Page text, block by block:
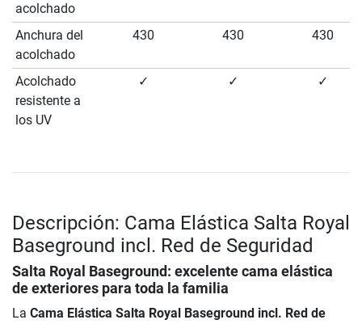
acolchado
Anchura del
acolchado
430 430 430
Acolchado
resistente a
los UV
✓ ✓ ✓
Descripción: Cama Elástica Salta Royal
Baseground incl. Red de Seguridad
Salta Royal Baseground: excelente cama elástica
de exteriores para toda la familia
La Cama Elástica Salta Royal Baseground incl. Red de